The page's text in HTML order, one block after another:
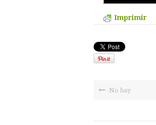
Imprimir
No hay